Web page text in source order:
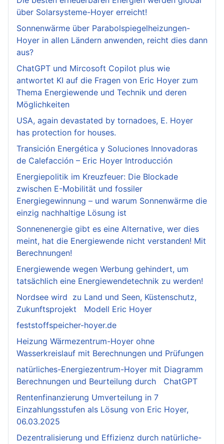
über Solarsysteme-Hoyer erreicht!
Sonnenwärme über Parabolspiegelheizungen-
Hoyer in allen Ländern anwenden, reicht dies dann
aus?
ChatGPT und Mircosoft Copilot plus wie
antwortet KI auf die Fragen von Eric Hoyer zum
Thema Energiewende und Technik und deren
Möglichkeiten
USA, again devastated by tornadoes, E. Hoyer
has protection for houses.
Transición Energética y Soluciones Innovadoras
de Calefacción – Eric Hoyer Introducción
Energiepolitik im Kreuzfeuer: Die Blockade
zwischen E-Mobilität und fossiler
Energiegewinnung – und warum Sonnenwärme die
einzig nachhaltige Lösung ist
Sonnenenergie gibt es eine Alternative, wer dies
meint, hat die Energiewende nicht verstanden! Mit
Berechnungen!
Energiewende wegen Werbung gehindert, um
tatsächlich eine Energiewendetechnik zu werden!
Nordsee wird zu Land und Seen, Küstenschutz,
Zukunftsprojekt Modell Eric Hoyer
feststoffspeicher-hoyer.de
Heizung Wärmezentrum-Hoyer ohne
Wasserkreislauf mit Berechnungen und Prüfungen
natürliches-Energiezentrum-Hoyer mit Diagramm
Berechnungen und Beurteilung durch ChatGPT
Rentenfinanzierung Umverteilung in 7
Einzahlungsstufen als Lösung von Eric Hoyer,
06.03.2025
Dezentralisierung und Effizienz durch natürliche-